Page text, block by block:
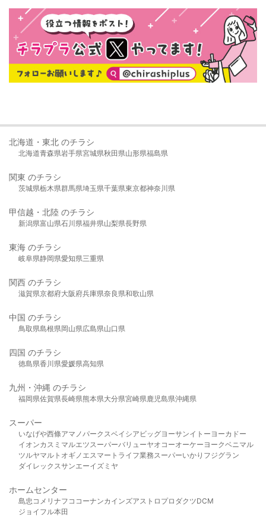
北海道・東北 のチラシ
北海道青森県岩手県宮城県秋田県山形県福島県
関東 のチラシ
茨城県栃木県群馬県埼玉県千葉県東京都神奈川県
甲信越・北陸 のチラシ
新潟県富山県石川県福井県山梨県長野県
東海 のチラシ
岐阜県静岡県愛知県三重県
関西 のチラシ
滋賀県京都府大阪府兵庫県奈良県和歌山県
中国 のチラシ
鳥取県島根県岡山県広島県山口県
四国 のチラシ
徳島県香川県愛媛県高知県
九州・沖縄 のチラシ
福岡県佐賀県長崎県熊本県大分県宮崎県鹿児島県沖縄県
スーパー
いなげや西條アマノパークスベイシア ビッグヨーサンイトーヨーカドー
イオンカスミ マルエツスーパーバリューヤオコーオーケー ヨークベニマル
ツルヤマルト オギノ エスマート ライフ業務スーパーいかり フジグラン
ダイレックスサンエーイズミヤ
ホームセンター
島忠 コメリ ナフコ コーナンカインズアストロプロダクツDCM
ジョイフル本田